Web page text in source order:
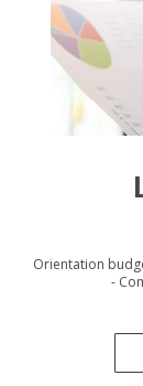
Orientation
-